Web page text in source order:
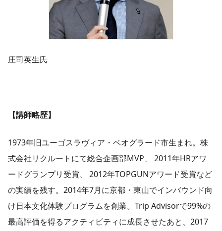
庄司英生氏
【講師略歴】
1973年旧ユーゴスラヴィア・ベオグラード市生まれ。株
式会社リクルートにて総合企画部MVP、 2011年HRアワ
ードグランプリ受賞、 2012年TOPGUNアワード受賞など
の実績を残す。2014年7月に京都・東山でインバウンド向
け日本文化体験プログラムを創業。Trip Advisorで99%の
最高評価を得るアクティビティに成長させたあと、2017